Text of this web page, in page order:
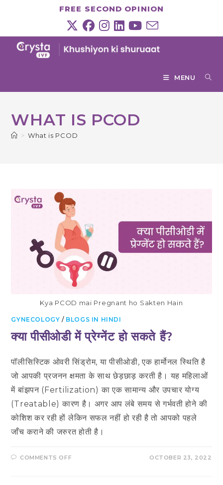
FREE SECOND OPINION
MENU
WHAT IS PCOD
> What is PCOD
Kya PCOD mai Pregnant ho Sakten Hain
GYNECOLOGY / BLOGS IN HINDI
क्या पीसीओडी में प्रेग्नेंट हो सकते हैं?
पॉलीसिस्टिक ओवरी सिंड्रोम, या पीसीओडी, एक हार्मोनल स्थिति है
जो आपकी प्रजनन क्षमता के साथ छेड़छाड़ करती है। यह महिलाओं
में बांझपन (Fertilization) का एक सामान्य और उपचार योग्य
(Treatable) कारण है। अगर आप लंबे समय से गर्भवती होने की
कोशिश कर रही हों लेकिन सफल नहीं हो रही है तो आपको पहले
जाँच कराने की जरुरत होती है।
COMMENTS OFF OCTOBER 23, 2022